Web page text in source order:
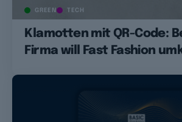
GREEN TECH
Klamotten mit QR-Code:
Firma will Fast Fashion